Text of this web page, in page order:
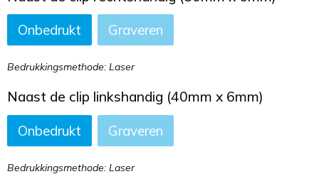
Onbedrukt
Graveren
Bedrukkingsmethode: Laser
Naast de clip linkshandig (40mm x 6mm)
Onbedrukt
Graveren
Bedrukkingsmethode: Laser